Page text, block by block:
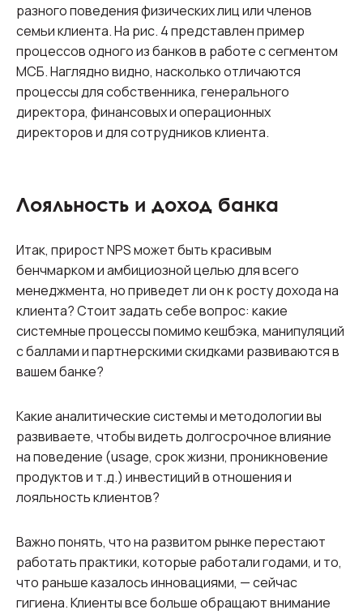
разного поведения физических лиц или членов
семьи клиента. На рис. 4 представлен пример
процессов одного из банков в работе с сегментом
МСБ. Наглядно видно, насколько отличаются
процессы для собственника, генерального
директора, финансовых и операционных
директоров и для сотрудников клиента.
Лояльность и доход банка
Итак, прирост NPS может быть красивым
бенчмарком и амбициозной целью для всего
менеджмента, но приведет ли он к росту дохода на
клиента? Стоит задать себе вопрос: какие
системные процессы помимо кешбэка, манипуляций
с баллами и партнерскими скидками развиваются в
вашем банке?
Какие аналитические системы и методологии вы
развиваете, чтобы видеть долгосрочное влияние
на поведение (usage, срок жизни, проникновение
продуктов и т.д.) инвестиций в отношения и
лояльность клиентов?
Важно понять, что на развитом рынке перестают
работать практики, которые работали годами, и то,
что раньше казалось инновациями, — сейчас
гигиена. Клиенты все больше обращают внимание